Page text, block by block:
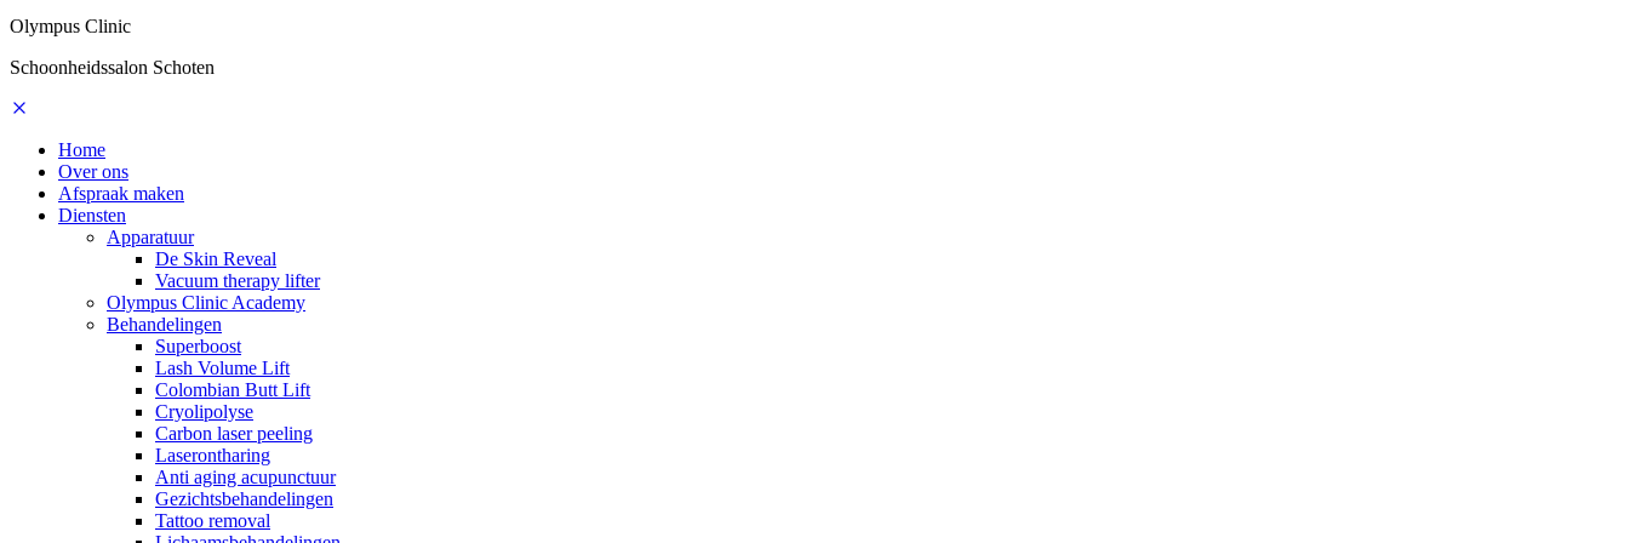
Olympus Clinic
Schoonheidssalon Schoten
Home
Over ons
Afspraak maken
Diensten
Apparatuur
De Skin Reveal
Vacuum therapy lifter
Olympus Clinic Academy
Behandelingen
Superboost
Lash Volume Lift
Colombian Butt Lift
Cryolipolyse
Carbon laser peeling
Laserontharing
Anti aging acupunctuur
Gezichtsbehandelingen
Tattoo removal